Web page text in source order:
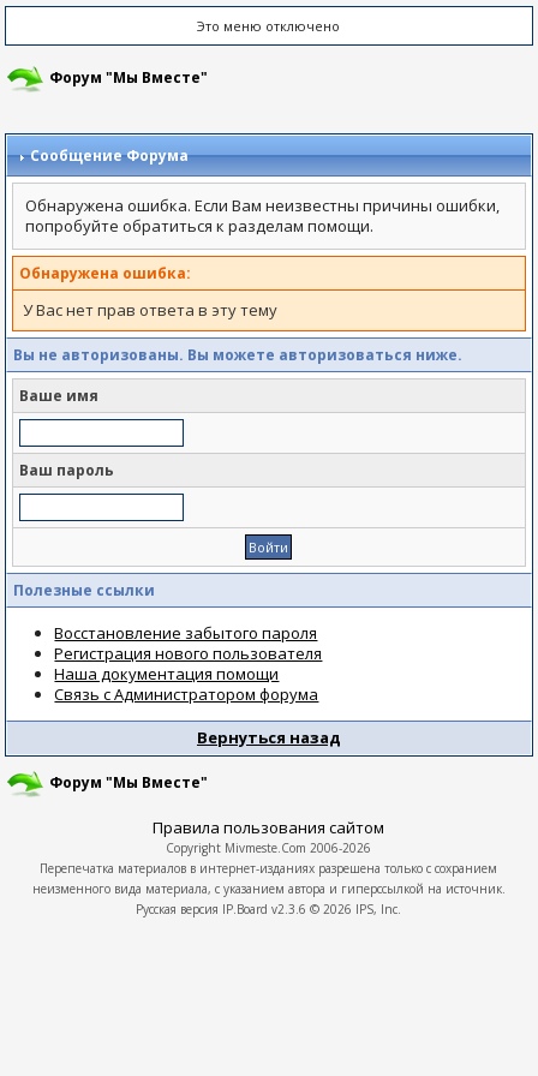
Это меню отключено
Форум "Мы Вместе"
Сообщение Форума
Обнаружена ошибка. Если Вам неизвестны причины ошибки,
попробуйте обратиться к разделам помощи.
Обнаружена ошибка:
У Вас нет прав ответа в эту тему
Вы не авторизованы. Вы можете авторизоваться ниже.
Ваше имя
Ваш пароль
Полезные ссылки
Восстановление забытого пароля
Регистрация нового пользователя
Наша документация помощи
Связь с Администратором форума
Вернуться назад
Форум "Мы Вместе"
Правила пользования сайтом
Copyright Mivmeste.Com 2006-2026
Перепечатка материалов в интернет-изданиях разрешена только с сохранием
неизменного вида материала, с указанием автора и гиперссылкой на источник.
Русская версия IP.Board v2.3.6 © 2026 IPS, Inc.